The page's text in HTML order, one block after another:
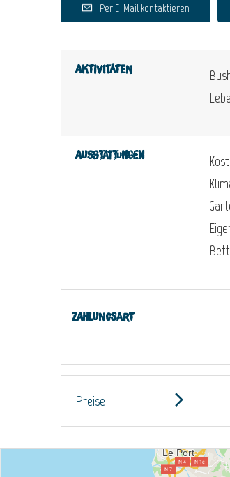
Per E-Mail kontaktieren
Aktivitäten
Ausstattungen
Zahlungsart
Preise